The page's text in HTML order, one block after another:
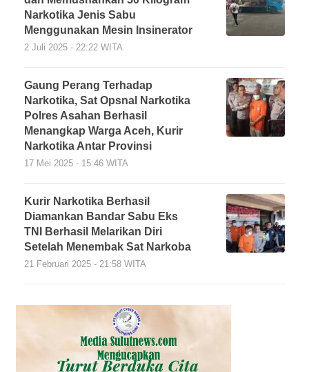
Narkotika Jenis Sabu
Menggunakan Mesin Insinerator
2 Juli 2025 - 22:22 WITA
Gaung Perang Terhadap
Narkotika, Sat Opsnal Narkotika
Polres Asahan Berhasil
Menangkap Warga Aceh, Kurir
Narkotika Antar Provinsi
17 Mei 2025 - 15:46 WITA
Kurir Narkotika Berhasil
Diamankan Bandar Sabu Eks
TNI Berhasil Melarikan Diri
Setelah Menembak Sat Narkoba
21 Februari 2025 - 21:58 WITA